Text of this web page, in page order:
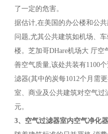
了一定的危害。
据估计,在美国的办公楼和公
问题,尤其公共建筑如机场、
楼。芝加哥DHare机场大 厅空
善空气质量,该处共装有1100
滤器(其中的炭每1012个月需
室、商业及公共建筑对空气
元。
3、空气过滤器室内空气净化